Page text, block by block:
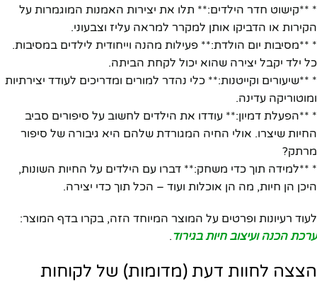
* **קישוט חדר הילדים:** תלו את יצירות האמנות המוגמרות על
הקירות או הדביקו אותן למקרר למראה עליז וצבעוני.
* **מסיבות יום הולדת:** פעילות מהנה וייחודית לילדים במסיבות.
כל ילד יקבל יצירה שהוא יכול לקחת הביתה.
* **שיעורים וקייטנות:** כלי נהדר למורים ומדריכים לעודד יצירתיות
ומוטוריקה עדינה.
* **הפעלת דמיון:** עודדו את הילדים לחשוב על סיפורים סביב
החיות שיצרו. אולי החיה המגורדת שלהם היא גיבורה של סיפור
מרתק?
* **למידה תוך כדי משחק:** דברו עם הילדים על החיות השונות,
היכן הן חיות, מה הן אוכלות ועוד – הכל תוך כדי יצירה.
לעוד רעיונות ופרטים על המוצר המיוחד הזה, בקרו בדף המוצר:
ערכת הכנה ועיצוב חיות בגירוד.
הצצה לחוות דעת (מדומות) של לקוחות